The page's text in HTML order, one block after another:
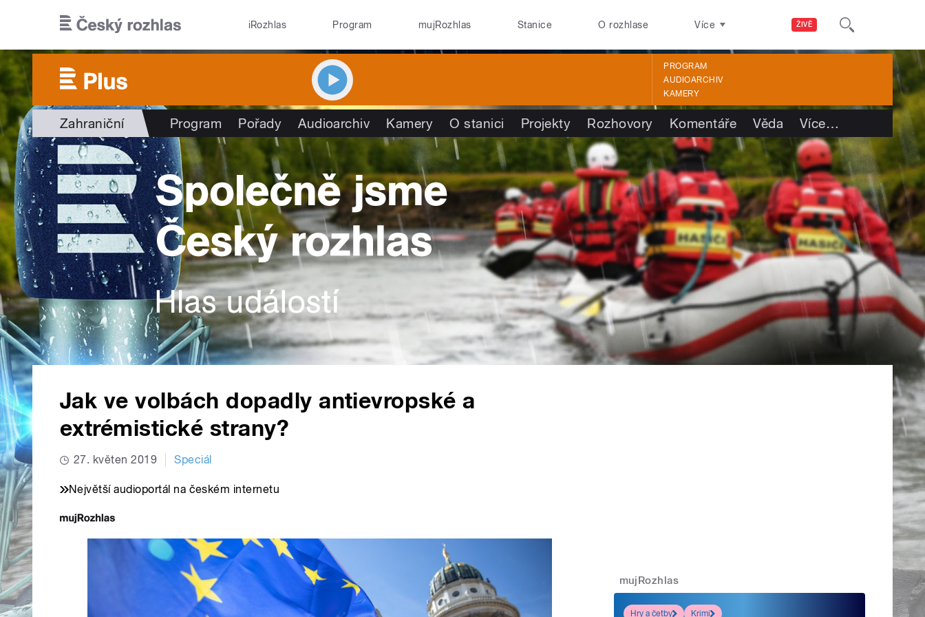
ŽIVĚ
iRozhlas Program mujRozhlas Stanice O rozhlase Více
PROGRAM
AUDIOARCHIV
KAMERY
Zahraniční Program Pořady Audioarchiv Kamery O stanici Projekty Rozhovory Komentáře Věda Více…
Jak ve volbách dopadly antievropské a
extrémistické strany?
27. květen 2019 Speciál
Největší audioportál na českém internetu
mujRozhlas
Hry a četby Krimi